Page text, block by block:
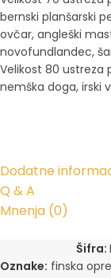
bernski planšarski
ovčar, angleški
novofundlandec,
Velikost 80 ustreza
nemška doga, irski
Dodatne
Q & A
Mnenja (0)
Šifra:
Oznake: finska